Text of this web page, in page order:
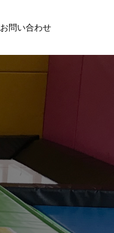
お問い合わせ